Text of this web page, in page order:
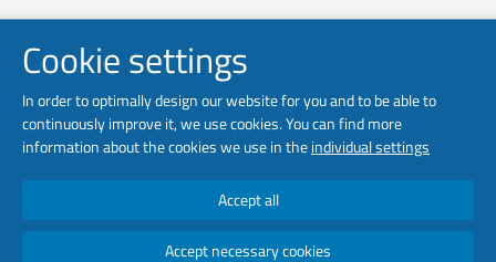
Cookie settings
In order to optimally design our website for you and to be able to
continuously improve it, we use cookies. You can find more
information about the cookies we use in theindividual settings
Accept all
Accept necessary cookies